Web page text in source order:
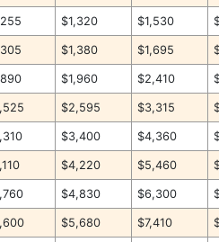
$1,320 $1,530
$1,380 $1,695
$1,960 $2,410
$2,595 $3,315
$3,400 $4,360
$4,220 $5,460
$4,830 $6,300
$5,680 $7,410